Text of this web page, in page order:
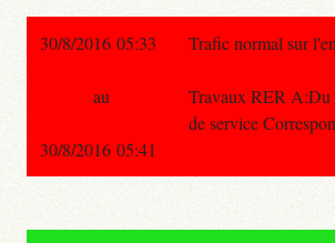
30/8/2016 05:33 Trafic normal sur
Travaux RER A:Du
de service
au
30/8/2016 05:41